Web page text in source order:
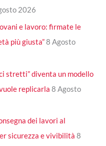
2026
e lavoro: firmate le
più giusta”8 Agosto
stretti” diventa un modello
replicarla 8 Agosto
dei lavori al
sicurezza e vivibilità 8